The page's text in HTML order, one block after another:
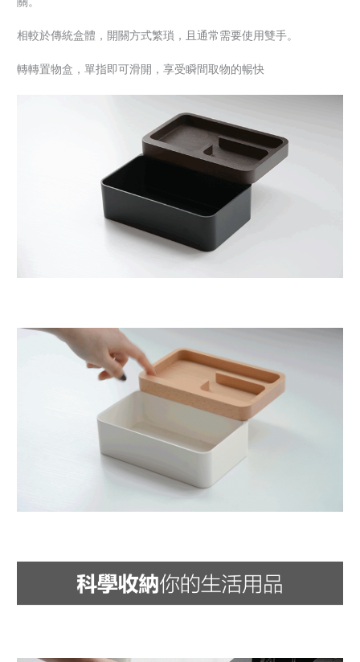
相較於傳統盒體，開關方式繁瑣，且通常需要使用雙手。
轉轉置物盒，單指即可滑開，享受瞬間取物的暢快